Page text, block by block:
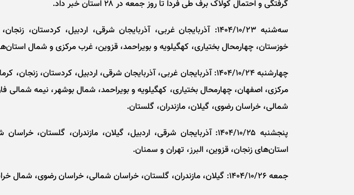
گرفتگی و احتمال کولاک برف طی فردا تا روز جمعه در ۲۸ استان خبر داد.
سه‌شنبه ۱۴۰۴/۱۰/۲۳: آذربایجان غربی، آذربایجان شرقی، اردبیل،
خوزستان، چهارمحال بختیاری، کهگیلویه و بویراحمد، قزوین، غرب مرکزی و شمال
چهارشنبه ۱۴۰۴/۱۰/۲۴: آذربایجان غربی، آذربایجان شرقی، اردبیل، کردستان،
مرکزی، اصفهان، چهارمحال بختیاری، کهگیلویه و بویراحمد، شمال بوشهر، نیمه شمالی
شمالی، خراسان رضوی، گیلان، مازندران، گلستان.
پنجشنبه ۱۴۰۴/۱۰/۲۵: آذربایجان شرقی، اردبیل، گیلان، مازندران،
استان‌های زنجان، قزوین، البرز، تهران و سمنان.
جمعه ۱۴۰۴/۱۰/۲۶: گیلان، مازندران، گلستان، خراسان شمالی، خراسان رضوی، شمال خراسان جنوبی.